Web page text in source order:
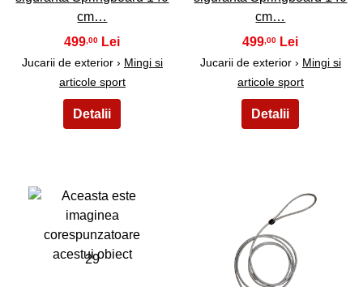
cm…
499 ,00
Jucarii de exterior › Mingi si
articole sport
cm…
499 ,00
Jucarii de exterior › Mingi si
articole sport
29